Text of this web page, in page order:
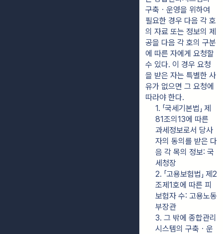
구축ㆍ운영을 위하여
필요한 경우 다음 각 호
의 자료 또는 정보의 제
공을 다음 각 호의 구분
에 따른 자에게 요청할
수 있다. 이 경우 요청
을 받은 자는 특별한 사
유가 없으면 그 요청에
따라야 한다.
1. 「국세기본법」 제
81조의13에 따른
과세정보로서 당사
자의 동의를 받은 다
음 각 목의 정보: 국
세청장
2. 「고용보험법」 제2
조제1호에 따른 피
보험자 수: 고용노동
부장관
3. 그 밖에 종합관리
시스템의 구축ㆍ운